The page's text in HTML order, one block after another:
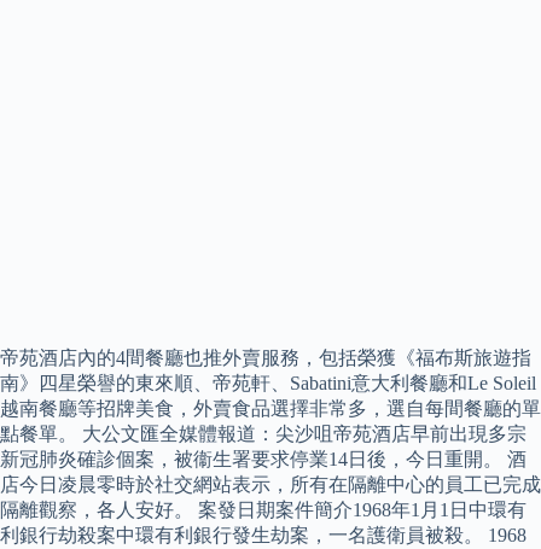
帝苑酒店內的4間餐廳也推外賣服務，包括榮獲《福布斯旅遊指
南》四星榮譽的東來順、帝苑軒、Sabatini意大利餐廳和Le Soleil
越南餐廳等招牌美食，外賣食品選擇非常多，選自每間餐廳的單
點餐單。 大公文匯全媒體報道：尖沙咀帝苑酒店早前出現多宗
新冠肺炎確診個案，被衞生署要求停業14日後，今日重開。 酒
店今日凌晨零時於社交網站表示，所有在隔離中心的員工已完成
隔離觀察，各人安好。 案發日期案件簡介1968年1月1日中環有
利銀行劫殺案中環有利銀行發生劫案，一名護衛員被殺。 1968